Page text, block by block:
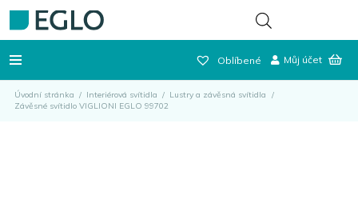
Oblíbené Můj účet
Úvodní stránka / Interiérová svítidla / Lustry a závěsná svítidla
/
Závěsné svítidlo VIGLIONI EGLO 99702